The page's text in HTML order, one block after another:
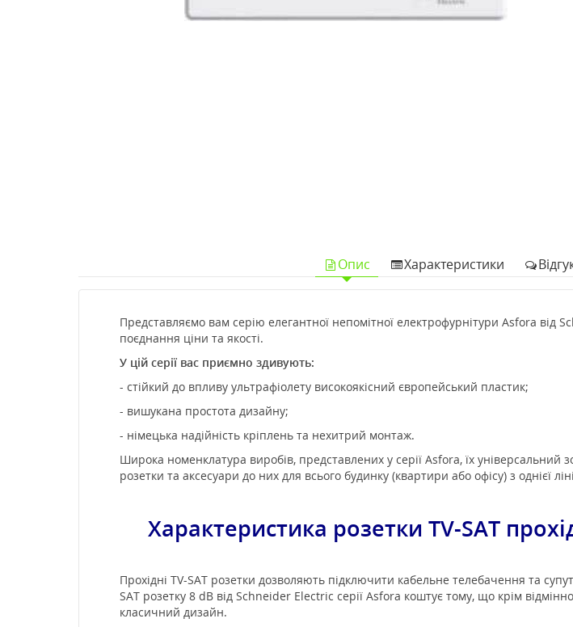
Опис Характеристики
Представляємо вам серію елегантної непомітної електрофурнітури Asfora
поєднання ціни та якості.
У цій серії вас приємно здивують:
- стійкий до впливу ультрафіолету високоякісний європейський пластик;
- вишукана простота дизайну;
- німецька надійність кріплень та нехитрий монтаж.
Широка номенклатура виробів, представлених у серії Asfora, їх
розетки та аксесуари до них для всього будинку (квартири або офісу) з однієї
Характеристика розетки TV-SAT
Прохідні TV-SAT розетки дозволяють підключити кабельне телебачення та
SAT розетку 8 dB від Schneider Electric серії Asfora коштує тому, що крім
класичний дизайн.